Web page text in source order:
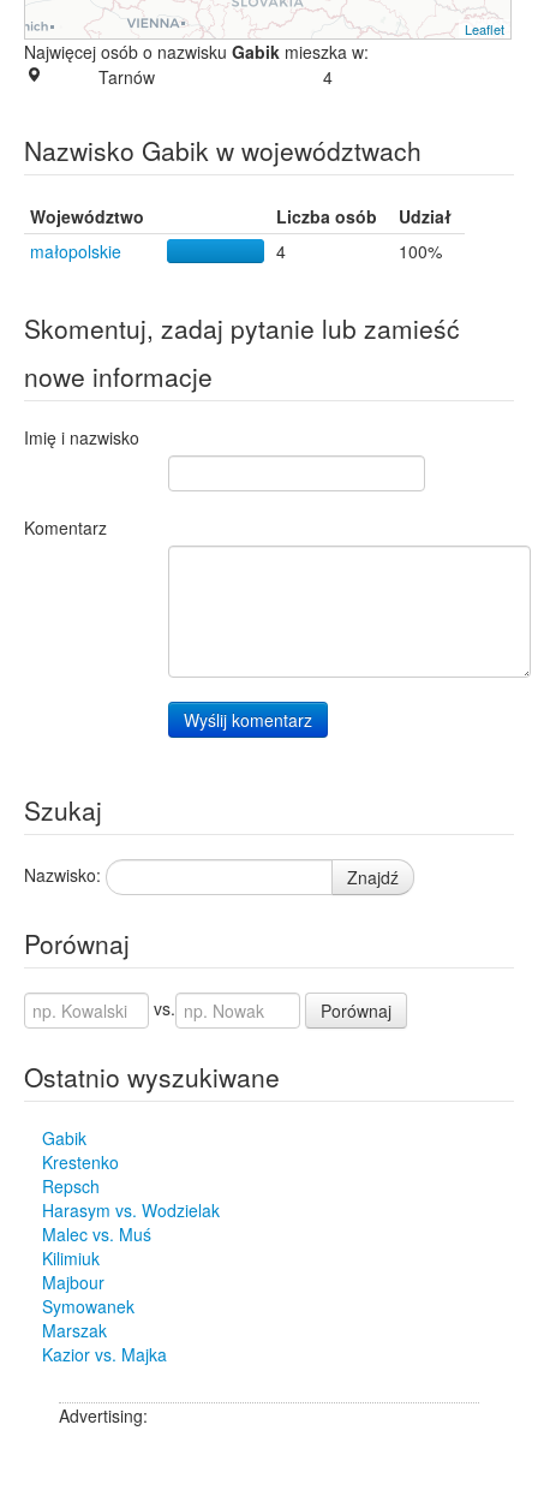
Leaflet
Najwięcej osób o nazwisku Gabik mieszka w:
Tarnów
4
Nazwisko Gabik w województwach
Województwo Liczba osób
Udział
małopolskie
4 100%
Skomentuj, zadaj pytanie lub zamieść
nowe informacje
Imię i nazwisko
Komentarz
Wyślij komentarz
Szukaj
Nazwisko: Znajdź
Porównaj
vs. Porównaj
Ostatnio wyszukiwane
Gabik
Krestenko
Repsch
Harasym vs. Wodzielak
Malec vs. Muś
Kilimiuk
Majbour
Symowanek
Marszak
Kazior vs. Majka
Advertising: